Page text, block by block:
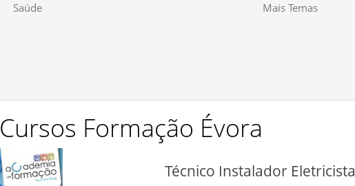
Saúde Mais Temas
Cursos Formação Évora
Técnico Instalador Eletricista